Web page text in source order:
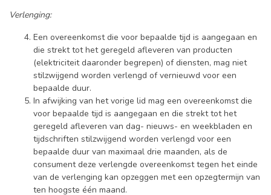
Verlenging:
Een overeenkomst die voor bepaalde tijd is aangegaan en
die strekt tot het geregeld afleveren van producten
(elektriciteit daaronder begrepen) of diensten, mag niet
stilzwijgend worden verlengd of vernieuwd voor een
bepaalde duur.
In afwijking van het vorige lid mag een overeenkomst die
voor bepaalde tijd is aangegaan en die strekt tot het
geregeld afleveren van dag- nieuws- en weekbladen en
tijdschriften stilzwijgend worden verlengd voor een
bepaalde duur van maximaal drie maanden, als de
consument deze verlengde overeenkomst tegen het einde
van de verlenging kan opzeggen met een opzegtermijn van
ten hoogste één maand.